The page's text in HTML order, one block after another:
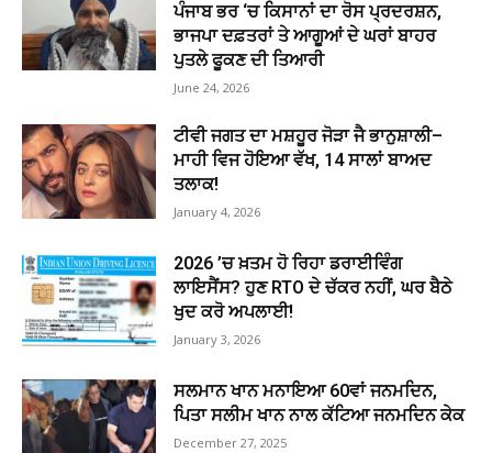
ਪੰਜਾਬ ਭਰ ‘ਚ ਕਿਸਾਨਾਂ ਦਾ ਰੋਸ ਪ੍ਰਦਰਸ਼ਨ,
ਭਾਜਪਾ ਦਫ਼ਤਰਾਂ ਤੇ ਆਗੂਆਂ ਦੇ ਘਰਾਂ ਬਾਹਰ
ਪੁਤਲੇ ਫੂਕਣ ਦੀ ਤਿਆਰੀ
June 24, 2026
ਟੀਵੀ ਜਗਤ ਦਾ ਮਸ਼ਹੂਰ ਜੋੜਾ ਜੈ ਭਾਨੁਸ਼ਾਲੀ–
ਮਾਹੀ ਵਿਜ ਹੋਇਆ ਵੱਖ, 14 ਸਾਲਾਂ ਬਾਅਦ
ਤਲਾਕ!
January 4, 2026
2026 ’ਚ ਖ਼ਤਮ ਹੋ ਰਿਹਾ ਡਰਾਈਵਿੰਗ
ਲਾਇਸੈਂਸ? ਹੁਣ RTO ਦੇ ਚੱਕਰ ਨਹੀਂ, ਘਰ ਬੈਠੇ
ਖੁਦ ਕਰੋ ਅਪਲਾਈ!
January 3, 2026
ਸਲਮਾਨ ਖਾਨ ਮਨਾਇਆ 60ਵਾਂ ਜਨਮਦਿਨ,
ਪਿਤਾ ਸਲੀਮ ਖਾਨ ਨਾਲ ਕੱਟਿਆ ਜਨਮਦਿਨ ਕੇਕ
December 27, 2025